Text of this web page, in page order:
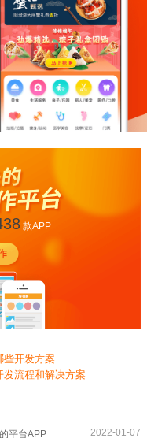
款APP
些开发方案
发流程和解决方案
平台APP 2022-01-07